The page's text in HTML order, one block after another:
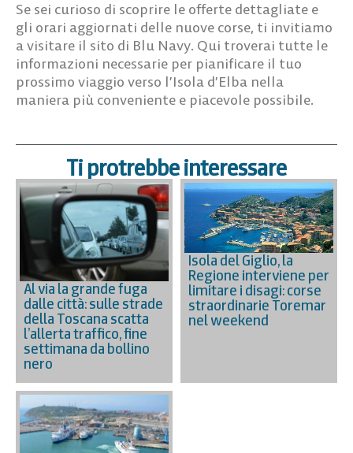
Se sei curioso di scoprire le offerte dettagliate e
gli orari aggiornati delle nuove corse, ti invitiamo
avisitare il sito di Blu Navy. Qui troverai tutte le
informazioni necessarie per pianificare il tuo
prossimo viaggio verso l’Isola d’Elba nella
maniera più conveniente e piacevole possibile.
Ti protrebbe interessare
Al via la grande fuga
dalle città: sulle strade
della Toscana scatta
l’allerta traffico, fine
settimana da bollino
nero
Isola del Giglio, la
Regione interviene per
limitare i disagi: corse
straordinarie Toremar
nel weekend